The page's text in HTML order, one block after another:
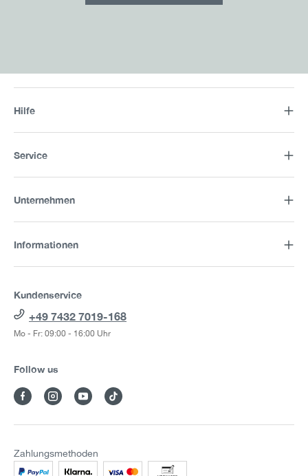
Hilfe
Service
Unternehmen
Informationen
Kundenservice
+49 7432 7019-168
Mo - Fr: 09:00 - 16:00 Uhr
Follow us
Zahlungsmethoden